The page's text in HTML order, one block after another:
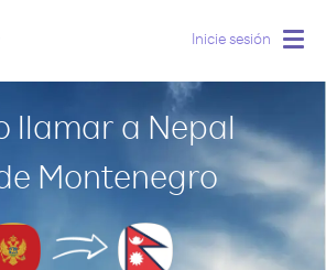
Inicie sesión
llamar a Nepal
Montenegro